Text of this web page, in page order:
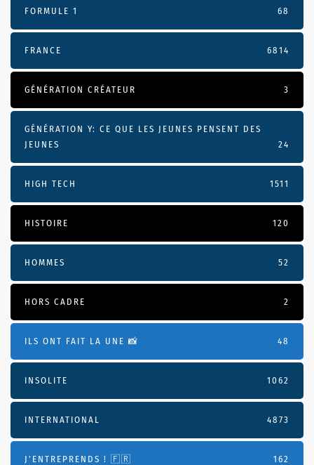
FORMULE 1 68
FRANCE 6814
GÉNÉRATION CRÉATEUR 3
GÉNÉRATION Y: CE QUE LES JEUNES PENSENT DES
JEUNES
24
HIGH TECH 1511
HISTOIRE 120
HOMMES 52
HORS CADRE 2
ILS ONT FAIT LA UNE 📸 48
INSOLITE 1062
INTERNATIONAL 4873
J'ENTREPRENDS ! 🇫🇷 162